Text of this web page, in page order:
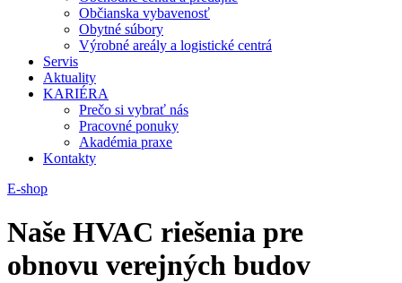
Občianska vybavenosť
Obytné súbory
Výrobné areály a logistické centrá
Servis
Aktuality
KARIÉRA
Prečo si vybrať nás
Pracovné ponuky
Akadémia praxe
Kontakty
E-shop
Naše HVAC riešenia pre
obnovu verejných budov